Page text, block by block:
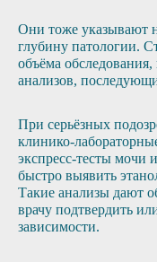
Они тоже указывают
глубину патологии.
объёма
анализов,
При серьёзных
клинико-
экспресс-тесты мочи
быстро выявить
Такие анализы дают
врачу подтвердить
зависимости.